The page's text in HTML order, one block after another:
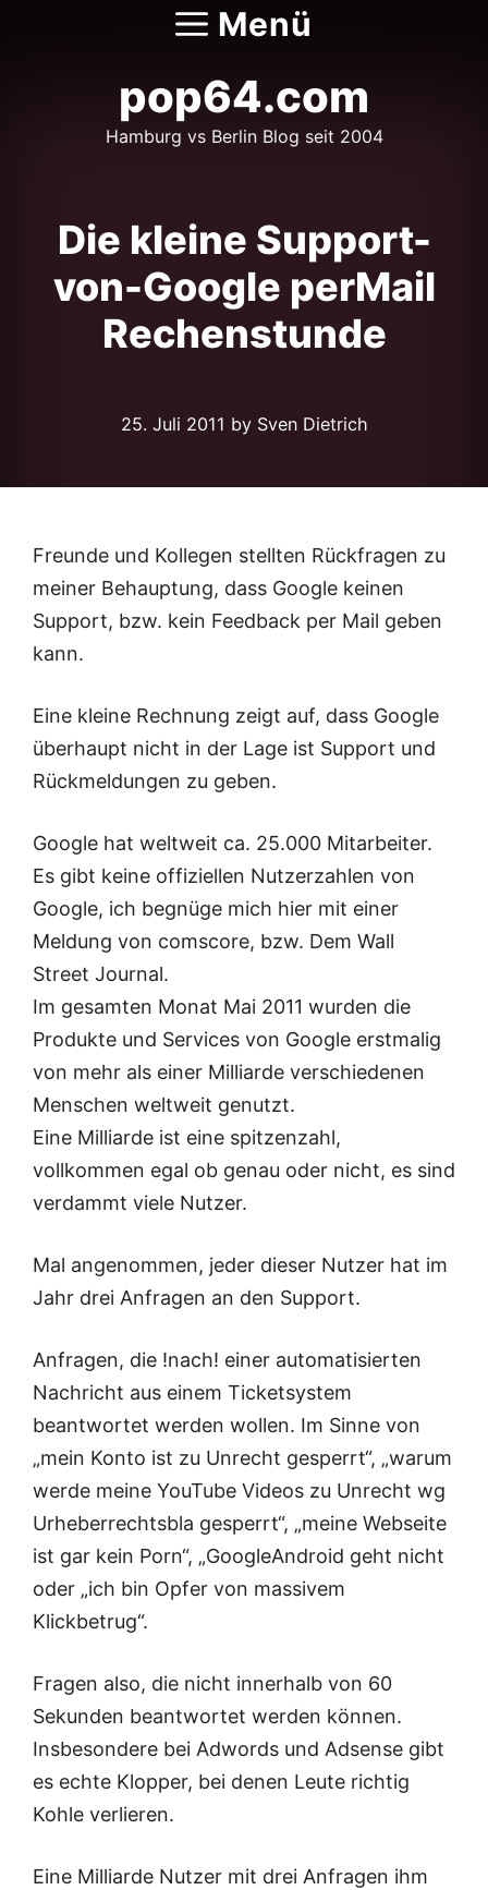
Menü
pop64.com
Hamburg vs Berlin Blog seit 2004
Die kleine Support-
von-Google perMail
Rechenstunde
25. Juli 2011 by Sven Dietrich
Freunde und Kollegen stellten Rückfragen zu
meiner Behauptung, dass Google keinen
Support, bzw. kein Feedback per Mail geben
kann.
Eine kleine Rechnung zeigt auf, dass Google
überhaupt nicht in der Lage ist Support und
Rückmeldungen zu geben.
Google hat weltweit ca. 25.000 Mitarbeiter.
Es gibt keine offiziellen Nutzerzahlen von
Google, ich begnüge mich hier mit einer
Meldung von comscore, bzw. Dem Wall
Street Journal.
Im gesamten Monat Mai 2011 wurden die
Produkte und Services von Google erstmalig
von mehr als einer Milliarde verschiedenen
Menschen weltweit genutzt.
Eine Milliarde ist eine spitzenzahl,
vollkommen egal ob genau oder nicht, es sind
verdammt viele Nutzer.
Mal angenommen, jeder dieser Nutzer hat im
Jahr drei Anfragen an den Support.
Anfragen, die !nach! einer automatisierten
Nachricht aus einem Ticketsystem
beantwortet werden wollen. Im Sinne von
„mein Konto ist zu Unrecht gesperrt“, „warum
werde meine YouTube Videos zu Unrecht wg
Urheberrechtsbla gesperrt“, „meine Webseite
ist gar kein Porn“, „GoogleAndroid geht nicht
oder „ich bin Opfer von massivem
Klickbetrug“.
Fragen also, die nicht innerhalb von 60
Sekunden beantwortet werden können.
Insbesondere bei Adwords und Adsense gibt
es echte Klopper, bei denen Leute richtig
Kohle verlieren.
Eine Milliarde Nutzer mit drei Anfragen ihm